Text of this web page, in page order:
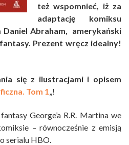
też wspomnieć, iż za
adaptację komiksu
Daniel Abraham, amerykański
Prezent wręcz idealny!
się z ilustracjami i opisem
Tom 1„!
George’a R.R. Martina we
– równocześnie z emisją
serialu HBO.